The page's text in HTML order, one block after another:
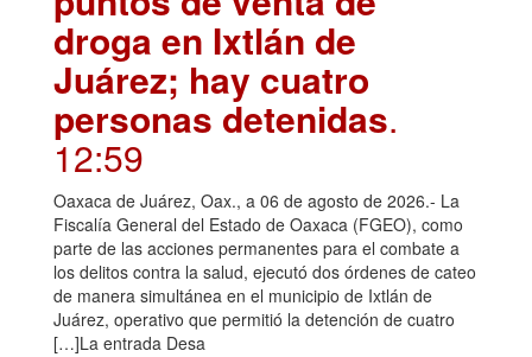
droga en Ixtlán de
Juárez; hay cuatro
personas detenidas.
12:59
Oaxaca de Juárez, Oax., a 06 de agosto de 2026.- La
Fiscalía General del Estado de Oaxaca (FGEO), como
parte de las acciones permanentes para el combate a
los delitos contra la salud, ejecutó dos órdenes de cateo
de manera simultánea en el municipio de Ixtlán de
Juárez, operativo que permitió la detención de cuatro
[…]La entrada Desa